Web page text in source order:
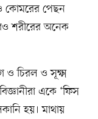
ও কোমরের পেছন
শরীরের অনেক
ও চিরল ও সূক্ষ্ম
একে ‘ফিস
হয়। মাথায়